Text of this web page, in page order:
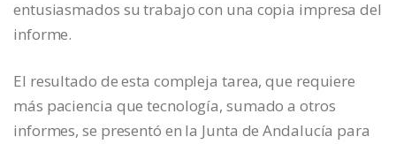
entusiasmados su trabajo con una copia impresa del
informe.
El resultado de esta compleja tarea, que requiere
más paciencia que tecnología, sumado a otros
informes, se presentó en la Junta de Andalucía para